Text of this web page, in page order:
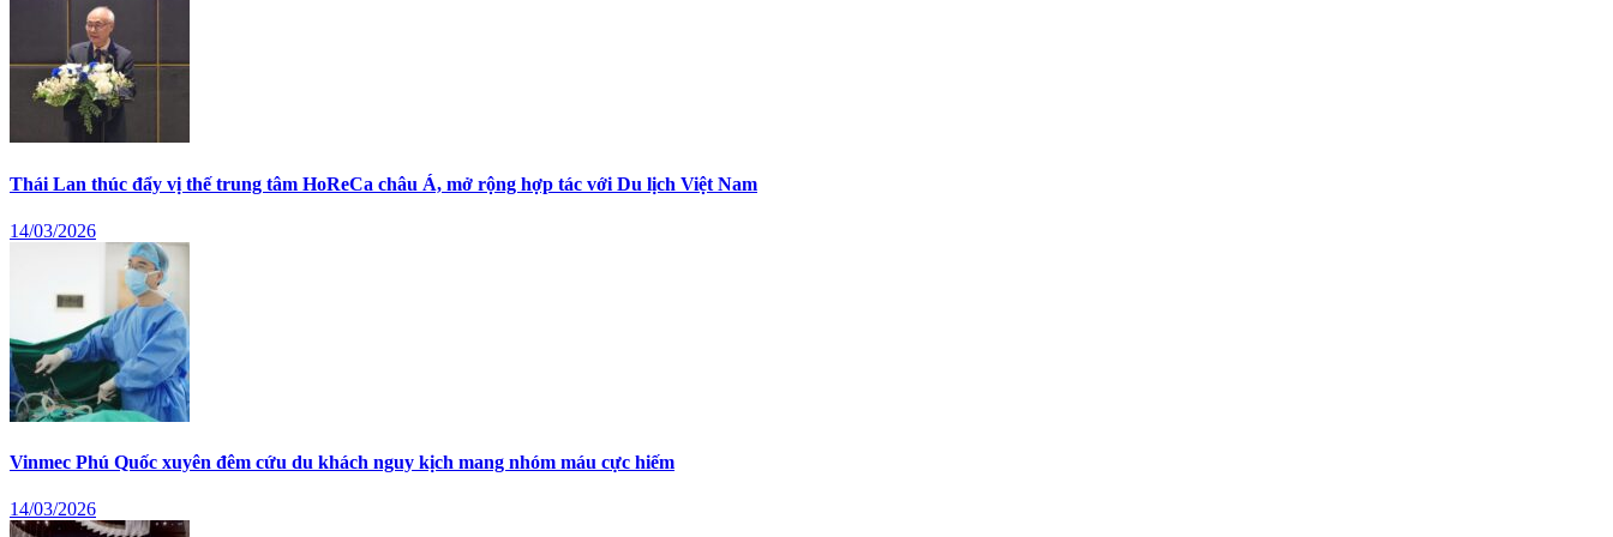
Thái Lan thúc đẩy vị thế trung tâm HoReCa châu Á, mở rộng hợp tác với Du lịch Việt Nam
14/03/2026
Vinmec Phú Quốc xuyên đêm cứu du khách nguy kịch mang nhóm máu cực hiếm
14/03/2026